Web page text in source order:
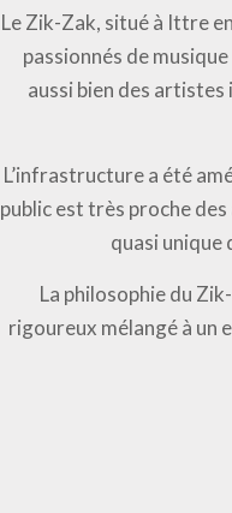
Le Zik-Zak, situé à Ittre
passionnés de
aussi bien des
L’infrastructure a été
public est très proche
quasi unique
La philosophie du
rigoureux mélangé à un